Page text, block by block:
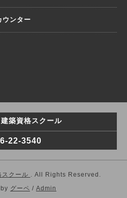
ウンター
築資格スクール
22-3540
スクール . All Rights Reserved.
グーペ / Admin